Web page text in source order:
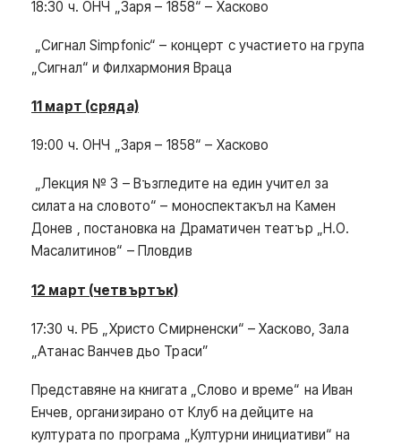
18:30 ч. ОНЧ „Заря – 1858“ – Хасково
„Сигнал Simpfonic“ – концерт с участието на група
„Сигнал“ и Филхармония Враца
11 март (сряда)
19:00 ч. ОНЧ „Заря – 1858“ – Хасково
„Лекция № 3 – Възгледите на един учител за
силата на словото“ – моноспектакъл на Камен
Донев , постановка на Драматичен театър „Н.О.
Масалитинов“ – Пловдив
12 март (четвъртък)
17:30 ч. РБ „Христо Смирненски“ – Хасково, Зала
„Атанас Ванчев дьо Траси”
Представяне на книгата „Слово и време“ на Иван
Енчев, организирано от Клуб на дейците на
културата по програма „Културни инициативи“ на